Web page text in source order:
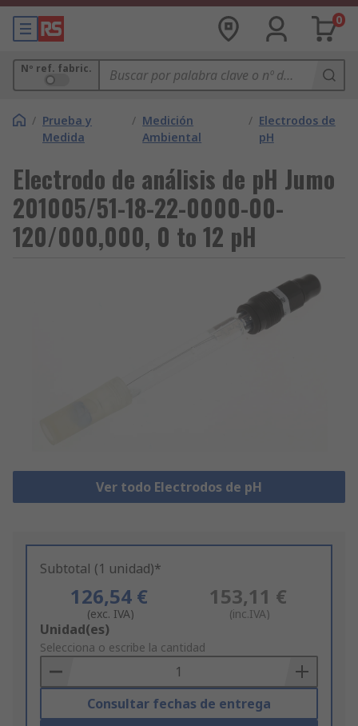
0
Nº ref. fabric.
/ Prueba y
Medida
/ Medición
Ambiental
/ Electrodos de
pH
Electrodo de análisis de pH Jumo
201005/51-18-22-0000-00-
120/000,000, 0 to 12 pH
Ver todo Electrodos de pH
Subtotal (1 unidad)*
126,54 €
(exc. IVA)
153,11 €
(inc.IVA)
Add
to
Basket
Unidad(es)
Selecciona o escribe la cantidad
Consultar fechas de entrega